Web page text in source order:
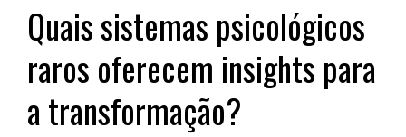
Quais sistemas psicológicos
raros oferecem insights para
a transformação?